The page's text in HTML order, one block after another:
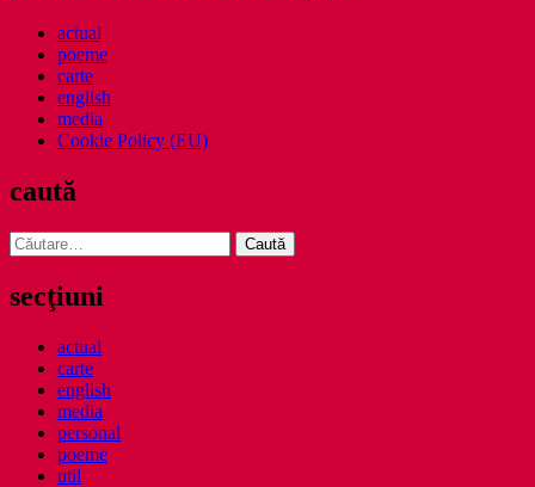
actual
poeme
carte
english
media
Cookie Policy (EU)
caută
Caută
după:
secţiuni
actual
carte
english
media
personal
poeme
util